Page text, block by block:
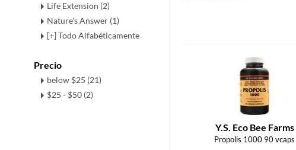
Life Extension (2)
Nature's Answer (1)
[+] Todo Alfabéticamente
Precio
below $25 (21)
$25 - $50 (2)
Y.S. Eco Bee Farms
Propolis 1000 90 vcaps